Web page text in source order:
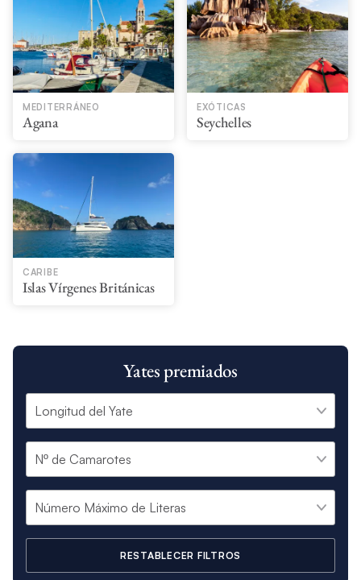
MEDITERRÁNEO
Agana
EXÓTICAS
Seychelles
CARIBE
Islas Vírgenes Británicas
Yates premiados
RESTABLECER FILTROS